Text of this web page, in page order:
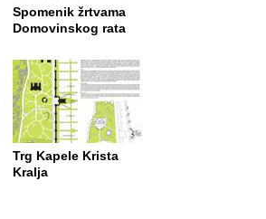
Spomenik žrtvama
Domovinskog rata
Trg Kapele Krista
Kralja